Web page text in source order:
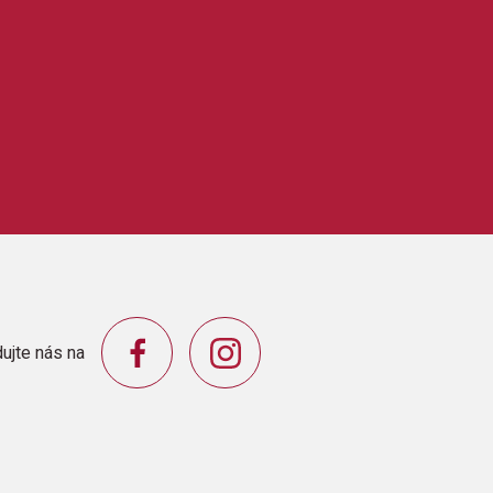
nás na